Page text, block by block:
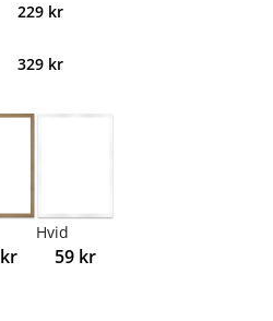
229 kr
329 kr
kr
Hvid
59 kr